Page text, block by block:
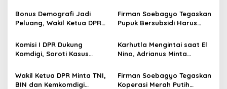
a
i
o
n
Kesiapan Petani Indramayu
Dievaluasi
Bonus Demografi Jadi
Peluang, Wakil Ketua DPR
Tembus Pasar Kerja Global
Firman Soebagyo Tegaskan
Pupuk Bersubsidi Harus
Wajib Sesuai RDKK
Komisi I DPR Dukung
Komdigi, Soroti Kasus
GIIAS Tanpa Izin
Karhutla Mengintai saat El
Nino, Adrianus Minta
Bergerak Lebih Serius
Wakil Ketua DPR Minta TNI,
BIN dan Kemkomdigi
Firman Soebagyo Tegaskan
Koperasi Merah Putih